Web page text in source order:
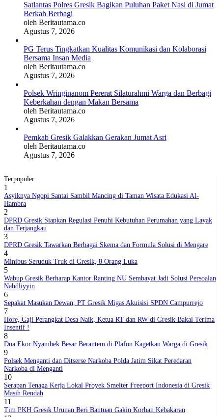
Satlantas Polres Gresik Bagikan Puluhan Paket Nasi di Jumat
Berkah Berbagi
oleh Beritautama.co
Agustus 7, 2026
PG Terus Tingkatkan Kualitas Komunikasi dan Kolaborasi
Bersama Insan Media
oleh Beritautama.co
Agustus 7, 2026
Polsek Wringinanom Pererat Silaturahmi Warga dan Berbagi
Keberkahan dengan Makan Bersama
oleh Beritautama.co
Agustus 7, 2026
Pemkab Gresik Galakkan Gerakan Jumat Asri
oleh Beritautama.co
Agustus 7, 2026
Terpopuler
1
Asyiknya Ngopi Santai Sambil Mancing di Taman Wisata Edukasi Al-
Hambra
2
DPRD Gresik Siapkan Regulasi Penuhi Kebutuhan Perumahan yang Layak
dan Terjangkau
3
DPRD Gresik Tawarkan Berbagai Skema dan Formula Solusi di Mengare
4
Minibus Seruduk Truk di Gresik, 8 Orang Luka
5
Wabup Gresik Berharap Kantor Ranting NU Sembayat Jadi Solusi Persoalan
Nahdliyyin
6
Sepakat Masukan Dewan, PT Gresik Migas Akuisisi SPDN Campurrejo
7
Hore, Gaji Perangkat Desa Naik, Ketua RT dan RW di Gresik Bakal Terima
Insentif !
8
Dua Ekor Nyambek Besar Berantem di Plafon Kagetkan Warga di Gresik
9
Polsek Menganti dan Ditserse Narkoba Polda Jatim Sikat Peredaran
Narkoba di Menganti
10
Serapan Tenaga Kerja Lokal Proyek Smelter Freeport Indonesia di Gresik
Masih Rendah
11
Tim PKH Gresik Urunan Beri Bantuan Gakin Korban Kebakaran